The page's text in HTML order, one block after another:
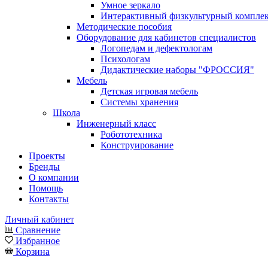
Умное зеркало
Интерактивный физкультурный
Методические пособия
Оборудование для кабинетов специалистов
Логопедам и дефектологам
Психологам
Дидактические наборы "ФРОССИЯ"
Мебель
Детская игровая мебель
Системы хранения
Школа
Инженерный класс
Робототехника
Конструирование
Проекты
Бренды
О компании
Помощь
Контакты
Личный кабинет
Сравнение
Избранное
Корзина